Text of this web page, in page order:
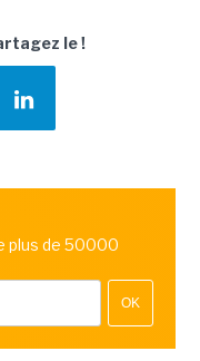
le !
plus de 50000
OK